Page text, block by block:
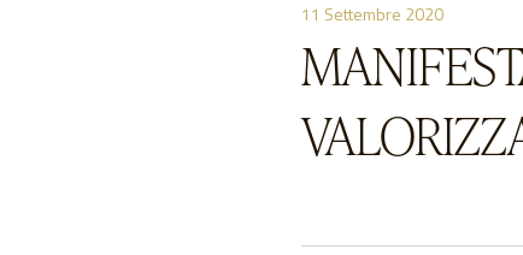
11 Settembre 2020